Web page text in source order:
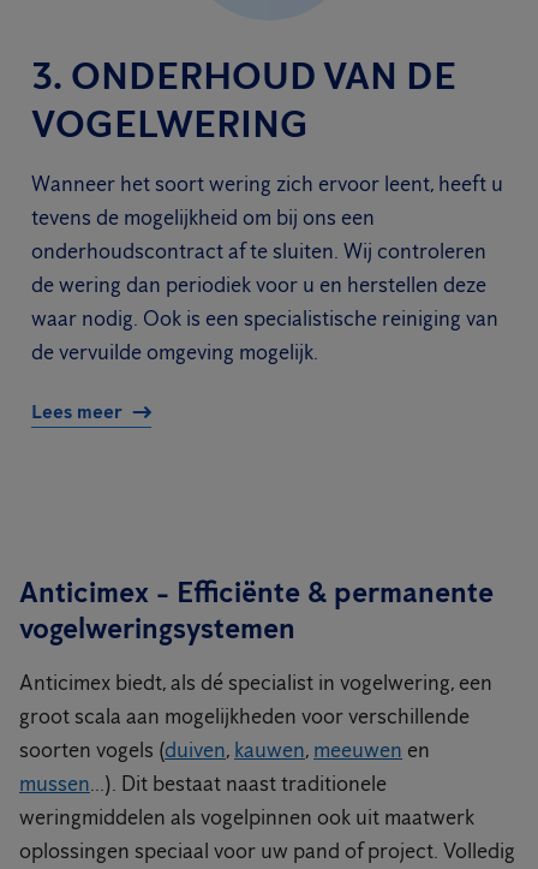
3. ONDERHOUD VAN DE
VOGELWERING
Wanneer het soort wering zich ervoor leent, heeft u
tevens de mogelijkheid om bij ons een
onderhoudscontract af te sluiten. Wij controleren
de wering dan periodiek voor u en herstellen deze
waar nodig. Ook is een specialistische reiniging van
de vervuilde omgeving mogelijk.
Lees meer
Anticimex - Efficiënte & permanente
vogelweringsystemen
Anticimex biedt, als dé specialist in vogelwering, een
groot scala aan mogelijkheden voor verschillende
soorten vogels (duiven, kauwen, meeuwen en
mussen...). Dit bestaat naast traditionele
weringmiddelen als vogelpinnen ook uit maatwerk
oplossingen speciaal voor uw pand of project. Volledig